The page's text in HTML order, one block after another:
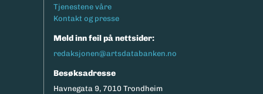
Tjenestene våre
Kontakt og presse
Meld inn feil på nettsider:
redaksjonen@artsdatabanken.no
Besøksadresse
Havnegata 9, 7010 Trondheim